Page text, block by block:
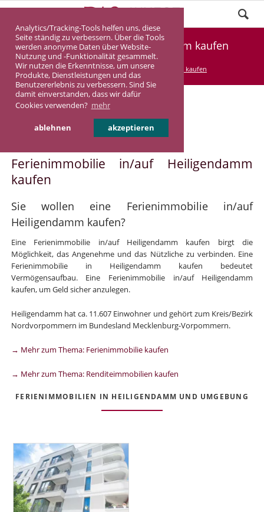
Analytics/Tracking-Tools helfen uns, diese
Seite ständig zu verbessern. Über die Tools
werden anonyme Daten über Website-
Nutzung und -Funktionalität gesammelt.
Wir nutzen die Erkenntnisse, um unsere
Produkte, Dienstleistungen und das
Benutzererlebnis zu verbessern. Sind Sie
damit einverstanden, dass wir dafür
Cookies verwenden? mehr
ablehnen akzeptieren
Ferienimmobilie Heiligendamm kaufen
DASINVEST Service Ferienimmobilie kaufen
Ferienimmobilie in/auf
Heiligendamm
Ferienimmobilie in/auf Heiligendamm
kaufen
Sie wollen eine Ferienimmobilie in/auf
Heiligendamm kaufen?
Eine Ferienimmobilie in/auf Heiligendamm kaufen birgt die
Möglichkeit, das Angenehme und das Nützliche zu verbinden. Eine
Ferienimmobilie in Heiligendamm kaufen bedeutet
Vermögensaufbau. Eine Ferienimmobilie in/auf Heiligendamm
kaufen, um Geld sicher anzulegen.
Heiligendamm hat ca. 11.607 Einwohner und gehört zum Kreis/Bezirk
Nordvorpommern im Bundesland Mecklenburg-Vorpommern.
→ Mehr zum Thema: Ferienimmobilie kaufen
→ Mehr zum Thema: Renditeimmobilien kaufen
FERIENIMMOBILIEN IN HEILIGENDAMM UND UMGEBUNG